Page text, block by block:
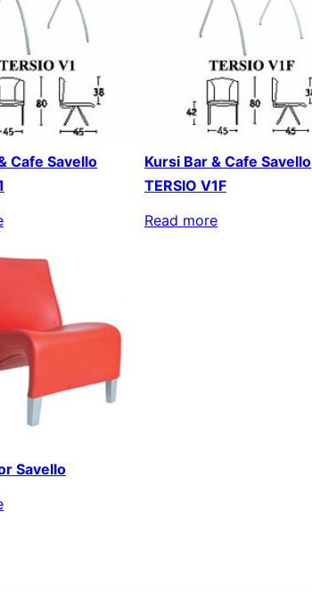
Cafe Savello
Kursi Bar & Cafe Savello
TERSIO V1F
Read more
Savello